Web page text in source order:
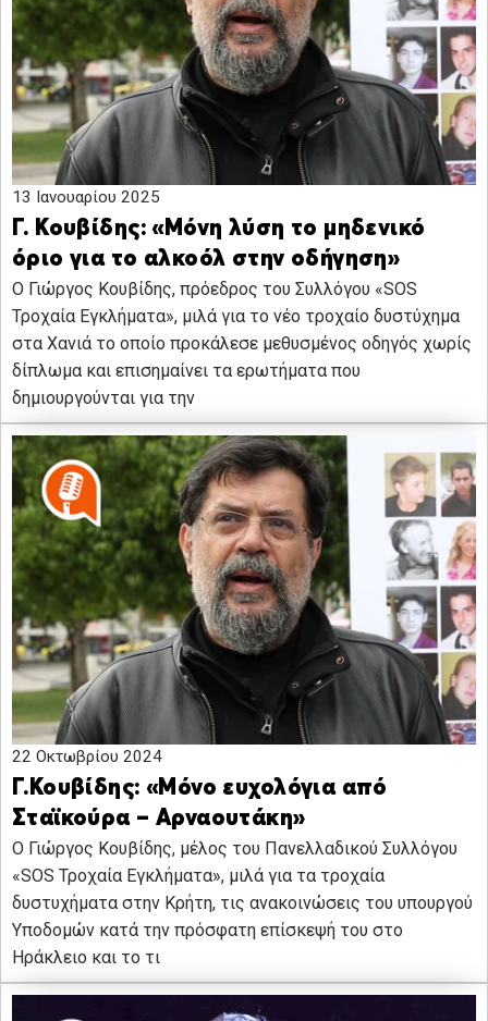
13 Ιανουαρίου 2025
Γ. Κουβίδης: «Μόνη λύση το μηδενικό
όριο για το αλκοόλ στην οδήγηση»
Ο Γιώργος Κουβίδης, πρόεδρος του Συλλόγου «SOS
Τροχαία Εγκλήματα», μιλά για το νέο τροχαίο δυστύχημα
στα Χανιά το οποίο προκάλεσε μεθυσμένος οδηγός χωρίς
δίπλωμα και επισημαίνει τα ερωτήματα που
δημιουργούνται για την
22 Οκτωβρίου 2024
Γ.Κουβίδης: «Μόνο ευχολόγια από
Σταϊκούρα – Αρναουτάκη»
Ο Γιώργος Κουβίδης, μέλος του Πανελλαδικού Συλλόγου
«SOS Τροχαία Εγκλήματα», μιλά για τα τροχαία
δυστυχήματα στην Κρήτη, τις ανακοινώσεις του υπουργού
Υποδομών κατά την πρόσφατη επίσκεψή του στο
Ηράκλειο και το τι